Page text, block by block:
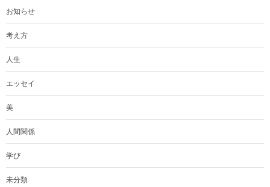
お知らせ
考え方
人生
エッセイ
美
人間関係
学び
未分類